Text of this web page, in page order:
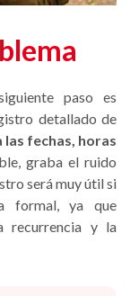
paso es
detallado de
las fechas, horas
graba el ruido
será muy útil si
formal, ya que
recurrencia y la